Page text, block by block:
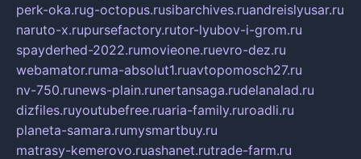
perk-oka.rug-octopus.rusibarchives.ruandreislyusar.ru
naruto-x.rupursefactory.rutor-lyubov-i-grom.ru
spayderhed-2022.rumovieone.ruevro-dez.ru
webamator.ruma-absolut1.ruavtopomosch27.ru
nv-750.runews-plain.runertansaga.rudelanalad.ru
dizfiles.ruyoutubefree.ruaria-family.ruroadli.ru
planeta-samara.rumysmartbuy.ru
matrasy-kemerovo.ruashanet.rutrade-farm.ru